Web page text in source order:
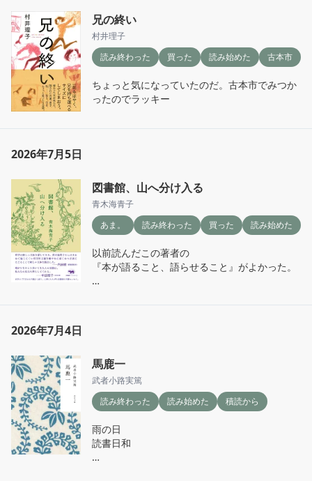
く。
読了
現在を知ってるからなんだかなーと思ってしま
った。そして今の私がこれを読むのも、なんと
兄の終い
村井理子
読み終わった
買った 読み始めた 古本市
ちょっと気になっていたのだ。古本市でみつか
ったのでラッキー
2026年7月5日
図書館、山へ分け入る
青木海青子
あま。
読み終わった 買った 読み始めた
以前読んだこの著者の
『本が語ること、語らせること』がよかった。
いつか行ってみたいなー
2026年7月4日
馬鹿一
武者小路実篤
読み終わった
読み始めた 積読から
雨の日
読書日和